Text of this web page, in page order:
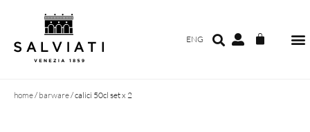
ENG
home/ barware/ calici 50cl set x 2